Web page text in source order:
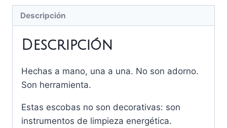
cantidad
Descripción
Descripción
Hechas a mano, una a una. No son adorno.
Son herramienta.
Estas escobas no son decorativas: son
instrumentos de limpieza energética.